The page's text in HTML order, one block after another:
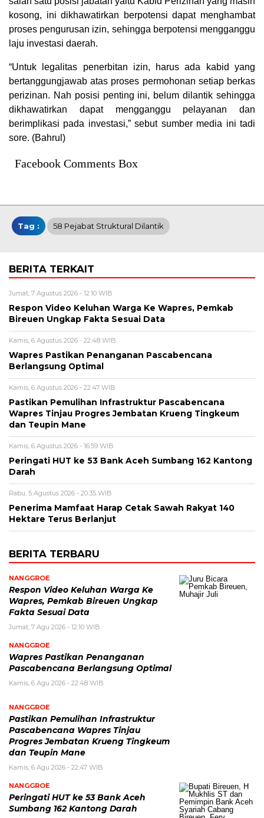
kosong, ini dikhawatirkan berpotensi dapat menghambat
proses pengurusan izin, sehingga berpotensi mengganggu
laju investasi daerah.
“Untuk legalitas penerbitan izin, harus ada kabid yang
bertanggungjawab atas proses permohonan setiap berkas
perizinan. Nah posisi penting ini, belum dilantik sehingga
dikhawatirkan dapat mengganggu pelayanan dan
berimplikasi pada investasi,” sebut sumber media ini tadi
sore. (Bahrul)
Facebook Comments Box
Tag : 58 Pejabat Struktural Dilantik
BERITA TERKAIT
Jumat, 7 Agustus 2026 - 12:10 WIB
Respon Video Keluhan Warga Ke Wapres, Pemkab
Bireuen Ungkap Fakta Sesuai Data
Kamis, 6 Agustus 2026 - 22:48 WIB
Wapres Pastikan Penanganan Pascabencana
Berlangsung Optimal
Kamis, 6 Agustus 2026 - 22:47 WIB
Pastikan Pemulihan Infrastruktur Pascabencana
Wapres Tinjau Progres Jembatan Krueng Tingkeum
dan Teupin Mane
Kamis, 6 Agustus 2026 - 16:59 WIB
Peringati HUT ke 53 Bank Aceh Sumbang 162 Kantong
Darah
Rabu, 5 Agustus 2026 - 20:35 WIB
Penerima Mamfaat Harap Cetak Sawah Rakyat 140
Hektare Terus Berlanjut
BERITA TERBARU
NANGGROE
Respon Video Keluhan Warga Ke
Wapres, Pemkab Bireuen Ungkap
Fakta Sesuai Data
Jumat, 7 Agu 2026 - 12:10 WIB
NANGGROE
Wapres Pastikan Penanganan
Pascabencana Berlangsung Optimal
Kamis, 6 Agu 2026 - 22:48 WIB
NANGGROE
Pastikan Pemulihan Infrastruktur
Pascabencana Wapres Tinjau
Progres Jembatan Krueng Tingkeum
dan Teupin Mane
Kamis, 6 Agu 2026 - 22:47 WIB
NANGGROE
Peringati HUT ke 53 Bank Aceh
Sumbang 162 Kantong Darah